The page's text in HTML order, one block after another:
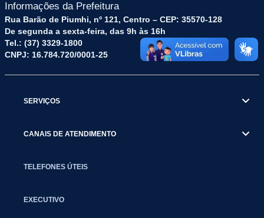
Informações da Prefeitura
Rua Barão de Piumhi, nº 121, Centro – CEP: 35570-128
De segunda a sexta-feira, das 9h às 16h
Tel.: (37) 3329-1800
CNPJ: 16.784.720/0001-25
SERVIÇOS
CANAIS DE ATENDIMENTO
TELEFONES ÚTEIS
EXECUTIVO